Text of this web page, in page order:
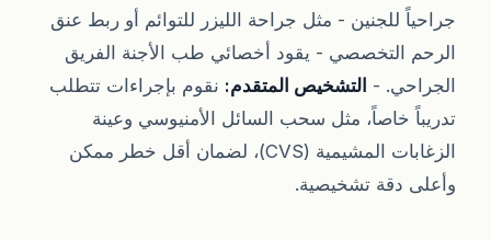
جراحياً للجنين - مثل جراحة الليزر للتوائم أو ربط عنق
الرحم التخصصي - يقود أخصائي طب الأجنة الفريق
الجراحي. - التشخيص المتقدم: نقوم بإجراءات تتطلب
تدريباً خاصاً، مثل سحب السائل الأمنيوسي وعينة
الزغابات المشيمية (CVS)، لضمان أقل خطر ممكن
وأعلى دقة تشخيصية.